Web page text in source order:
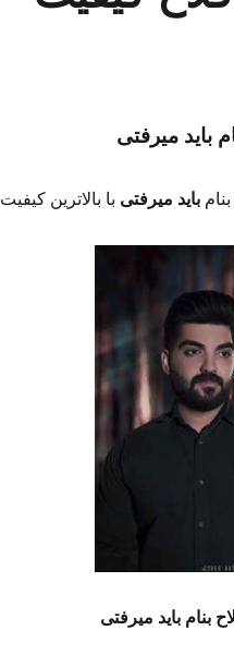
باید میرفتی
بنامباید میرفتی با بالاترین کیفیت
بنام باید میرفتی